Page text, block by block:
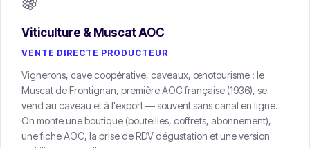
Viticulture & Muscat AOC
VENTE DIRECTE PRODUCTEUR
Vignerons, cave coopérative, caveaux, œnotourisme : le
Muscat de Frontignan, première AOC française (1936), se
vend au caveau et à l'export — souvent sans canal en ligne.
On monte une boutique (bouteilles, coffrets, abonnement),
une fiche AOC, la prise de RDV dégustation et une version